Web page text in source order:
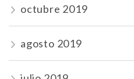
octubre 2019
agosto 2019